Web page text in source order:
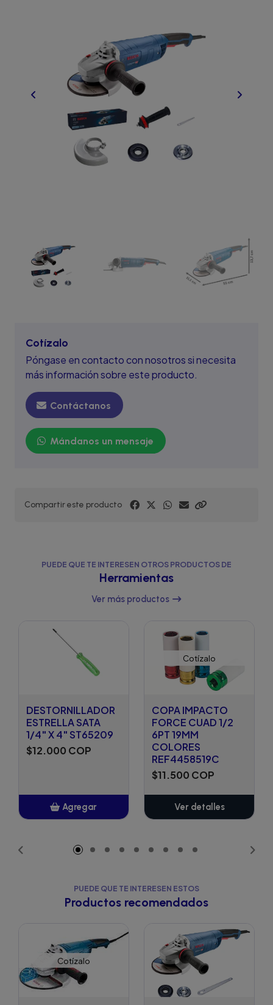
Cotízalo
Póngase en contacto con nosotros si necesita
más información sobre este producto.
Contáctanos
Mándanos un mensaje
Compartir este producto
PUEDE QUE TE INTERESEN OTROS PRODUCTOS DE
Herramientas
Ver más productos
DESTORNILLADOR
ESTRELLA SATA
1/4" X 4" ST65209
$12.000 COP
Agregar
Cotízalo
COPA IMPACTO
FORCE CUAD 1/2
6PT 19MM
COLORES
REF4458519C
$11.500 COP
Ver detalles
PUEDE QUE TE INTERESEN ESTOS
Productos recomendados
Cotízalo